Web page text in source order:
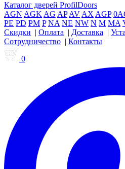
Каталог дверей ProfilDoors
AGN AGKAG APAVAXAGP
PE PD PM P NA NE NW N M MA
Скидки
Оплата Доставка
Сотрудничество
Контакты
0